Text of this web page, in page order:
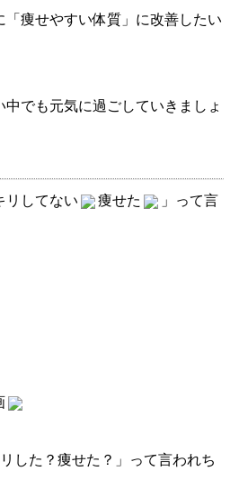
「痩せやすい体質」に改善したい
でも元気に過ごしていきましょ
リしてない 痩せた
」って言
した？痩せた？」って言われち